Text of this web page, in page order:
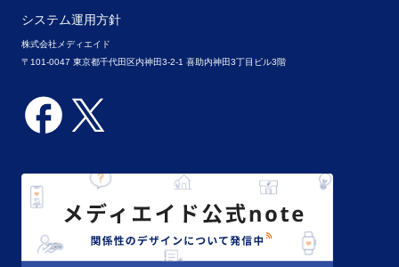
株式会社メディエイド
〒101-0047 東京都千代田区内神田3-2-1 喜助内神田3丁目ビル3階
システム運用方針